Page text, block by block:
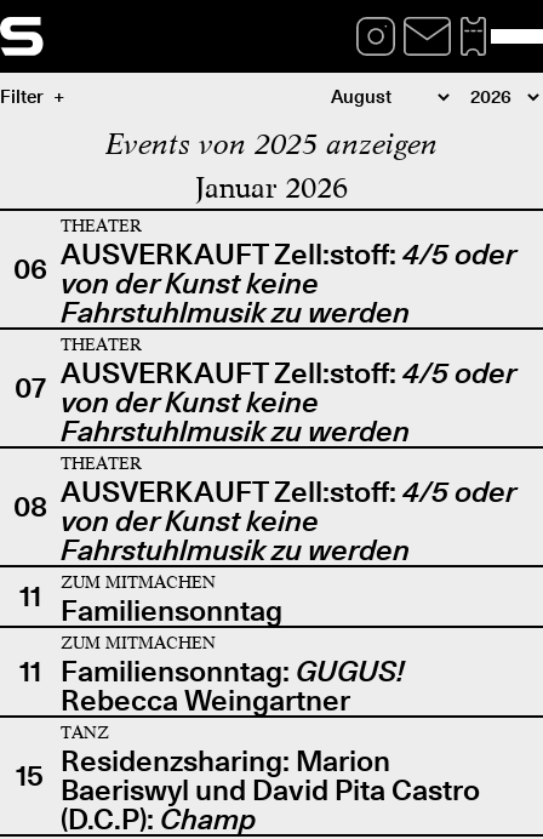
Filter
Events von 2025 anzeigen
Januar 2026
06
THEATER
AUSVERKAUFT Zell:stoff: 4/5 oder
von der Kunst keine
Fahrstuhlmusik zu werden
07
THEATER
AUSVERKAUFT Zell:stoff: 4/5 oder
von der Kunst keine
Fahrstuhlmusik zu werden
08
THEATER
AUSVERKAUFT Zell:stoff: 4/5 oder
von der Kunst keine
Fahrstuhlmusik zu werden
11
ZUM MITMACHEN
Familiensonntag
11
ZUM MITMACHEN
Familiensonntag: GUGUS!
Rebecca Weingartner
15
TANZ
Residenzsharing: Marion
Baeriswyl und David Pita Castro
(D.C.P): Champ